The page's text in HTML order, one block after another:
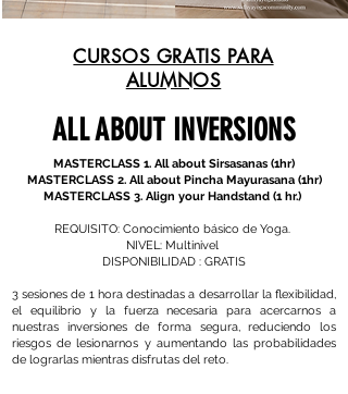
CURSOS GRATIS PARA
ALUMNOS
ALL ABOUT INVERSIONS
MASTERCLASS 1. All about Sirsasanas (1hr)
MASTERCLASS 2. All about Pincha Mayurasana (1hr)
MASTERCLASS 3. Align your Handstand (1 hr.)
REQUISITO: Conocimiento básico de Yoga.
NIVEL: Multinivel
DISPONIBILIDAD : GRATIS
3 sesiones de 1 hora destinadas a desarrollar la flexibilidad,
el equilibrio y la fuerza necesaria para acercarnos a
nuestras inversiones de forma segura, reduciendo los
riesgos de lesionarnos y aumentando las probabilidades
de lograrlas mientras disfrutas del reto.